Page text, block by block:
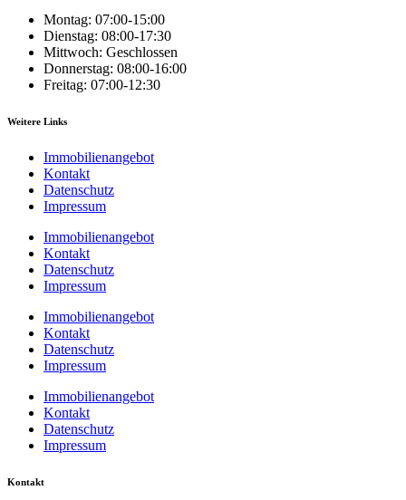
Montag: 07:00-15:00
Dienstag: 08:00-17:30
Mittwoch: Geschlossen
Donnerstag: 08:00-16:00
Freitag: 07:00-12:30
Weitere Links
Immobilienangebot
Kontakt
Datenschutz
Impressum
Immobilienangebot
Kontakt
Datenschutz
Impressum
Immobilienangebot
Kontakt
Datenschutz
Impressum
Immobilienangebot
Kontakt
Datenschutz
Impressum
Kontakt